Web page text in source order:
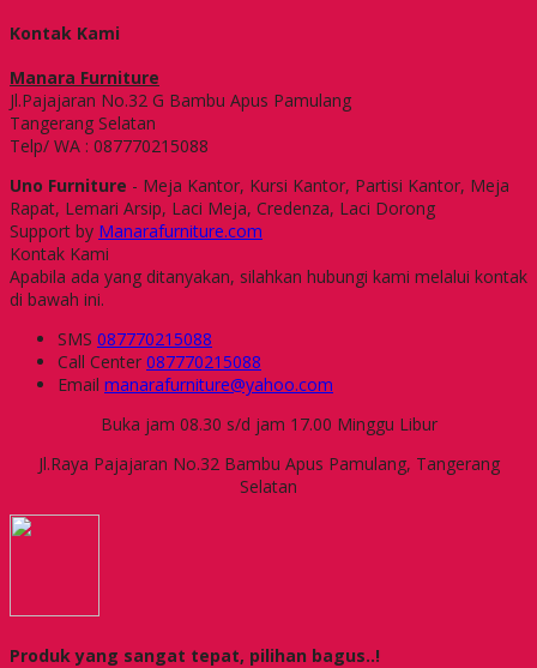
Kontak Kami
Manara Furniture
Jl.Pajajaran No.32 G Bambu Apus Pamulang
Tangerang Selatan
Telp/ WA : 087770215088
Uno Furniture - Meja Kantor, Kursi Kantor, Partisi Kantor, Meja
Rapat, Lemari Arsip, Laci Meja, Credenza, Laci Dorong
Support by Manarafurniture.com
Kontak Kami
Apabila ada yang ditanyakan, silahkan hubungi kami melalui kontak
di bawah ini.
SMS 087770215088
Call Center 087770215088
Email manarafurniture@yahoo.com
Buka jam 08.30 s/d jam 17.00 Minggu Libur
Jl.Raya Pajajaran No.32 Bambu Apus Pamulang, Tangerang
Selatan
Produk yang sangat tepat, pilihan bagus..!